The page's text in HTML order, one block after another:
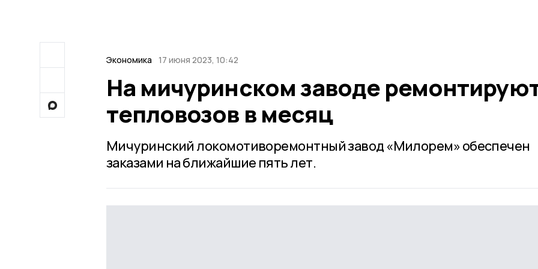
Экономика 17 июня 2023, 10:42
На мичуринском заводе
тепловозов в месяц
Мичуринский локомотиворемонтный завод «Милорем» обеспечен
заказами на ближайшие пять лет.